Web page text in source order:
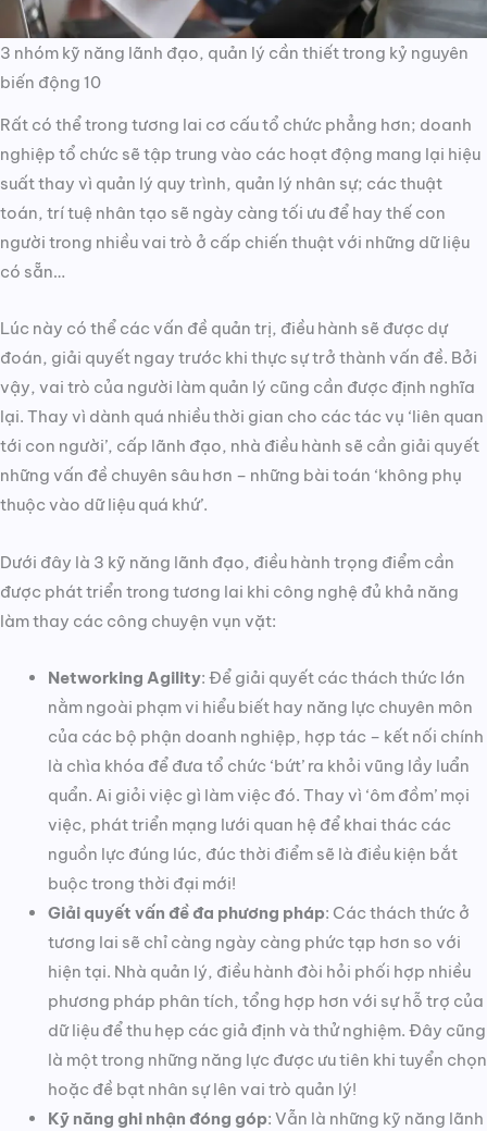
3 nhóm kỹ năng lãnh đạo, quản lý cần thiết trong kỷ nguyên
biến động 10
Rất có thể trong tương lai cơ cấu tổ chức phẳng hơn; doanh
nghiệp tổ chức sẽ tập trung vào các hoạt động mang lại hiệu
suất thay vì quản lý quy trình, quản lý nhân sự; các thuật
toán, trí tuệ nhân tạo sẽ ngày càng tối ưu để hay thế con
người trong nhiều vai trò ở cấp chiến thuật với những dữ liệu
có sẵn…
Lúc này có thể các vấn đề quản trị, điều hành sẽ được dự
đoán, giải quyết ngay trước khi thực sự trở thành vấn đề. Bởi
vậy, vai trò của người làm quản lý cũng cần được định nghĩa
lại. Thay vì dành quá nhiều thời gian cho các tác vụ ‘liên quan
tới con người’, cấp lãnh đạo, nhà điều hành sẽ cần giải quyết
những vấn đề chuyên sâu hơn – những bài toán ‘không phụ
thuộc vào dữ liệu quá khứ’.
Dưới đây là 3 kỹ năng lãnh đạo, điều hành trọng điểm cần
được phát triển trong tương lai khi công nghệ đủ khả năng
làm thay các công chuyện vụn vặt:
Networking Agility: Để giải quyết các thách thức lớn
nằm ngoài phạm vi hiểu biết hay năng lực chuyên môn
của các bộ phận doanh nghiệp, hợp tác – kết nối chính
là chìa khóa để đưa tổ chức ‘bứt’ ra khỏi vũng lầy luẩn
quẩn. Ai giỏi việc gì làm việc đó. Thay vì ‘ôm đồm’ mọi
việc, phát triển mạng lưới quan hệ để khai thác các
nguồn lực đúng lúc, đúc thời điểm sẽ là điều kiện bắt
buộc trong thời đại mới!
Giải quyết vấn đề đa phương pháp: Các thách thức ở
tương lai sẽ chỉ càng ngày càng phức tạp hơn so với
hiện tại. Nhà quản lý, điều hành đòi hỏi phối hợp nhiều
phương pháp phân tích, tổng hợp hơn với sự hỗ trợ của
dữ liệu để thu hẹp các giả định và thử nghiệm. Đây cũng
là một trong những năng lực được ưu tiên khi tuyển chọn
hoặc đề bạt nhân sự lên vai trò quản lý!
Kỹ năng ghi nhận đóng góp: Vẫn là những kỹ năng lãnh